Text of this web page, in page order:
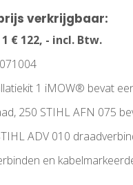
verkrijgbaar:
€ 122, - incl. Btw.
1 iMOW® bevat
250 STIHL AFN 075
ADV 010
en